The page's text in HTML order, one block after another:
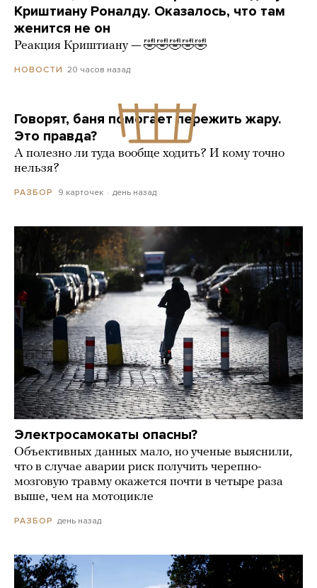
Криштиану Роналду. Оказалось, что там
женится не он
Реакция Криштиану — 🤣🤣🤣🤣🤣
НОВОСТИ 20 часов назад
Говорят, баня помогает пережить жару.
Это правда?
А полезно ли туда вообще ходить? И кому точно
нельзя?
РАЗБОР 9 карточек день назад
Электросамокаты опасны?
Объективных данных мало, но ученые выяснили,
что в случае аварии риск получить черепно-
мозговую травму окажется почти в четыре раза
выше, чем на мотоцикле
РАЗБОР день назад